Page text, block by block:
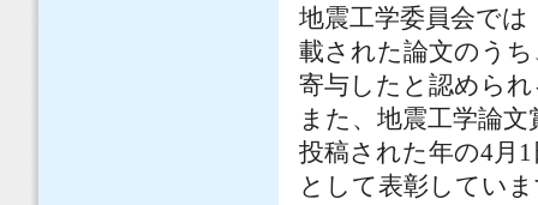
地震工学委員会では
載された論文のう
寄与したと認めら
また、地震工学論
投稿された年の4月
として表彰してい